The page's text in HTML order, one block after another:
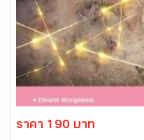
ราคา 190 บาท